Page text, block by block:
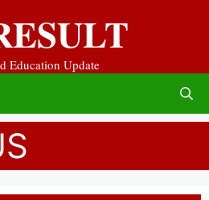
Education Update